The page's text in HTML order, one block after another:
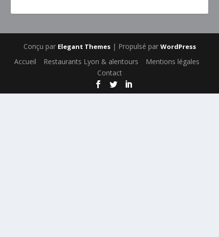
Conçu par Elegant Themes| Propulsé par WordPress
Accueil Restaurants Lyon & alentours
Mentions légales
Contact